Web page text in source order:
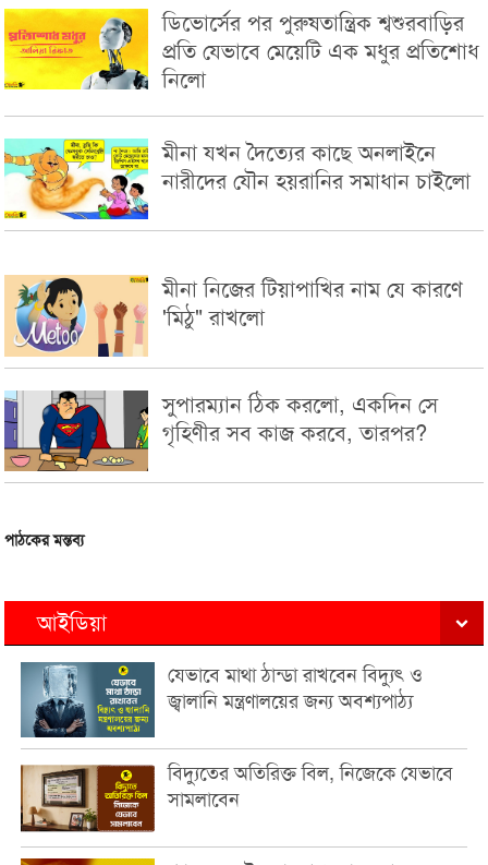
ডিভোর্সের পর পুরুষতান্ত্রিক শ্বশুরবাড়ির
প্রতি যেভাবে মেয়েটি এক মধুর প্রতিশোধ
নিলো
মীনা যখন দৈত্যের কাছে অনলাইনে
নারীদের যৌন হয়রানির সমাধান চাইলো
মীনা নিজের টিয়াপাখির নাম যে কারণে
'মিঠু" রাখলো
সুপারম্যান ঠিক করলো, একদিন সে
গৃহিণীর সব কাজ করবে, তারপর?
পাঠকের মন্তব্য
আইডিয়া
যেভাবে মাথা ঠান্ডা রাখবেন বিদ্যুৎ ও
জ্বালানি মন্ত্রণালয়ের জন্য অবশ্যপাঠ্য
বিদ্যুতের অতিরিক্ত বিল, নিজেকে যেভাবে
সামলাবেন